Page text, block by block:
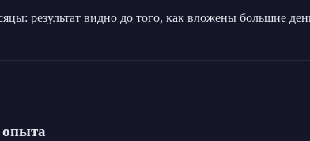
результат видно до того, как вложены большие
опыта